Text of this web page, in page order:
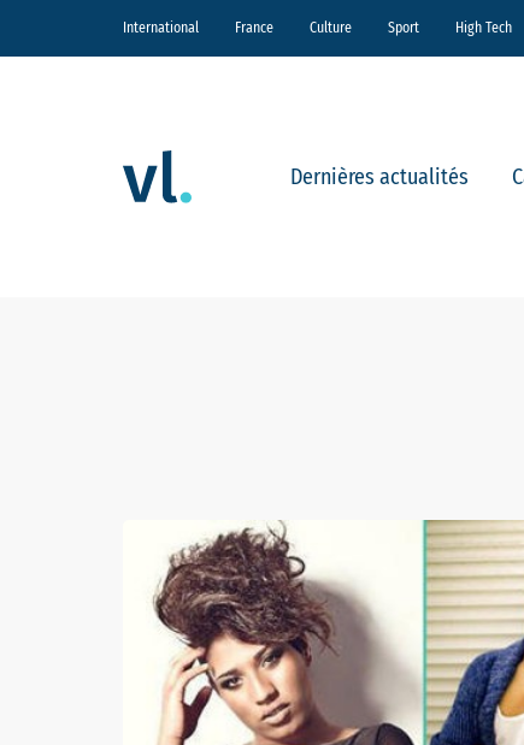
International France Culture Sport High Tech
Dernières actualités